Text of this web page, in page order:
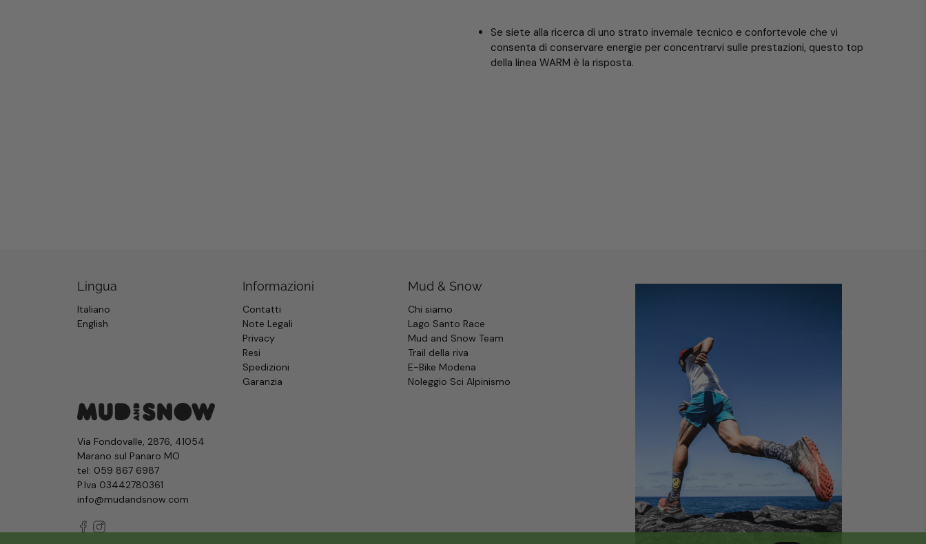
Se siete alla ricerca di uno strato invernale tecnico e confortevole che vi
consenta di conservare energie per concentrarvi sulle prestazioni, questo top
della linea WARM è la risposta.
Lingua
Italiano
English
Informazioni
Contatti
Note Legali
Privacy
Resi
Spedizioni
Garanzia
Mud & Snow
Chi siamo
Lago Santo Race
Mud and Snow Team
Trail della riva
E-Bike Modena
Noleggio Sci Alpinismo
Via Fondovalle, 2876, 41054
Marano sul Panaro MO
tel: 059 867 6987
P.Iva 03442780361
info@mudandsnow.com